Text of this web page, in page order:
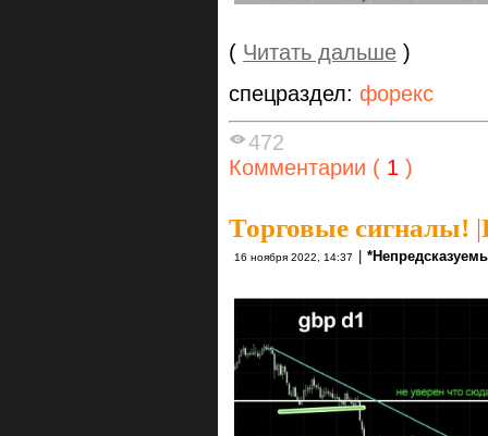
( Читать дальше )
спецраздел: форекс
472
Комментарии ( 1 )
Торговые сигналы! |
16 ноября 2022, 14:37 |